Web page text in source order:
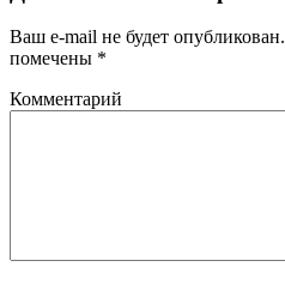
Ваш e-mail не будет опубликован.
помечены *
Комментарий